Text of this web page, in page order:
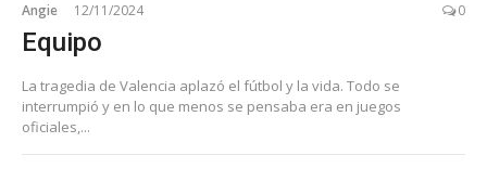
Angie 12/11/2024 0
Equipo
La tragedia de Valencia aplazó el fútbol y la vida. Todo se
interrumpió y en lo que menos se pensaba era en juegos
oficiales,...